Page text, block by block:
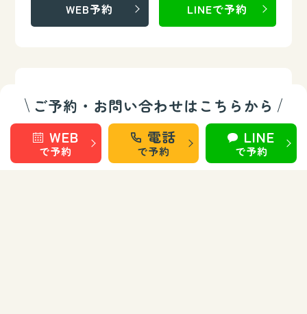
ご予約・お問い合わせはこちらから
WEB
で予約
電話
で予約
LINE
で予約
WEB予約 LINEで予約
盛岡 南大通院 019-681-6068
受付：10:00～20:00
(日曜休診)